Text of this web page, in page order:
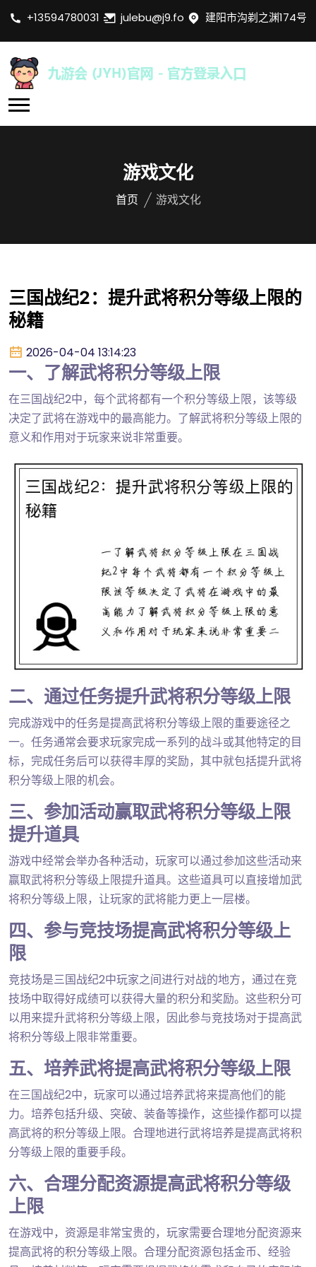
+13594780031 julebu@j9.fo 建阳市沟剃之渊174号
游戏文化
首页 游戏文化
三国战纪2：提升武将积分等级上限的
秘籍
2026-04-04 13:14:23
一、了解武将积分等级上限
在三国战纪2中，每个武将都有一个积分等级上限，该等级
决定了武将在游戏中的最高能力。了解武将积分等级上限的
意义和作用对于玩家来说非常重要。
二、通过任务提升武将积分等级上限
完成游戏中的任务是提高武将积分等级上限的重要途径之
一。任务通常会要求玩家完成一系列的战斗或其他特定的目
标，完成任务后可以获得丰厚的奖励，其中就包括提升武将
积分等级上限的机会。
三、参加活动赢取武将积分等级上限
提升道具
游戏中经常会举办各种活动，玩家可以通过参加这些活动来
赢取武将积分等级上限提升道具。这些道具可以直接增加武
将积分等级上限，让玩家的武将能力更上一层楼。
四、参与竞技场提高武将积分等级上
限
竞技场是三国战纪2中玩家之间进行对战的地方，通过在竞
技场中取得好成绩可以获得大量的积分和奖励。这些积分可
以用来提升武将积分等级上限，因此参与竞技场对于提高武
将积分等级上限非常重要。
五、培养武将提高武将积分等级上限
在三国战纪2中，玩家可以通过培养武将来提高他们的能
力。培养包括升级、突破、装备等操作，这些操作都可以提
高武将的积分等级上限。合理地进行武将培养是提高武将积
分等级上限的重要手段。
六、合理分配资源提高武将积分等级
上限
在游戏中，资源是非常宝贵的，玩家需要合理地分配资源来
提高武将的积分等级上限。合理分配资源包括金币、经验